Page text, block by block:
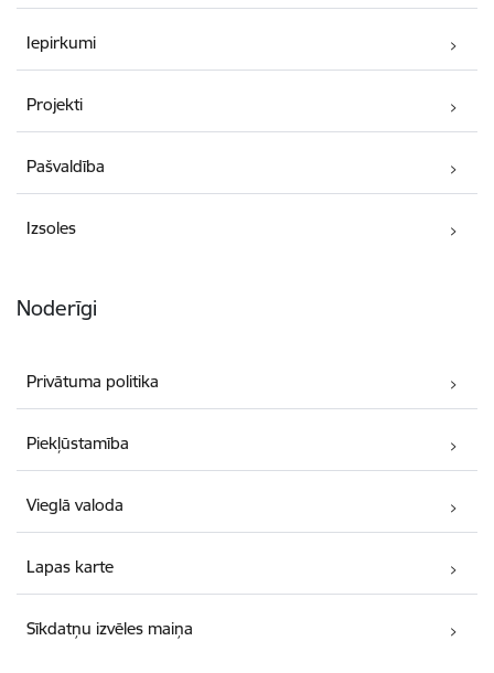
Iepirkumi
Projekti
Pašvaldība
Izsoles
Noderīgi
Privātuma politika
Piekļūstamība
Vieglā valoda
Lapas karte
Sīkdatņu izvēles maiņa